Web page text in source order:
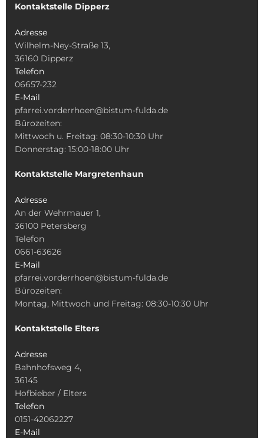
Kontaktstelle Dipperz
Adresse
Wilhelm-Ney-Straße 13,
36160 Dipperz
Telefon
06657-232
E-Mail
pfarrei.vorderrhoen@bistum-fulda.de
Bürozeiten:
Mittwoch u. Freitag: 08:30-10:30 Uhr
Donnerstag: 15:00-18:00 Uhr
Kontaktstelle Margretenhaun
Adresse
An der Wehrmauer 1,
36100 Petersberg
Telefon
0661-63626
E-Mail
pfarrei.vorderrhoen@bistum-fulda.de
Bürozeiten:
Montag, Mittwoch und Freitag: 08:30-10:30 Uhr
Kontaktstelle Elters
Adresse
Bahnhofsweg 4,
36145
Hofbieber / Elters
Telefon
0151-42062227
E-Mail